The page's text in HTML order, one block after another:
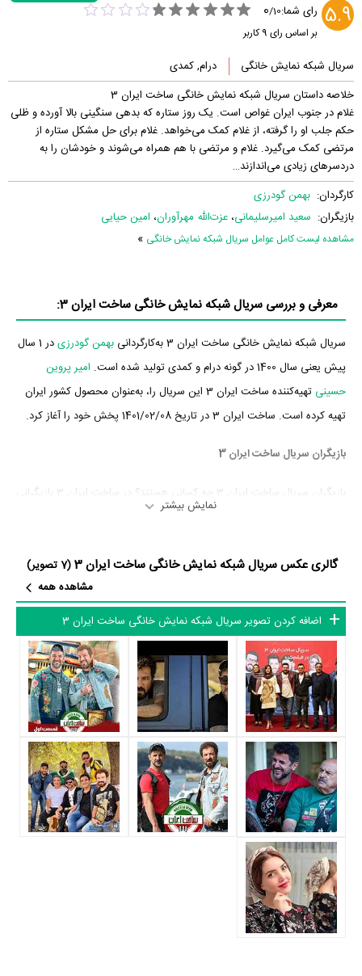
5.9 رای شما: 0/10
بر اساس رای 9کاربر
سریال شبکه نمایش خانگی
درام, کمدی
خلاصه داستان سریال شبکه نمایش خانگی ساخت ایران 3
غلام در جنوب ایران غواص است. یک روز ستاره که بدهی سنگینی بالا آورده و ظلی
حکم جلب او را گرفته، از غلام کمک می‌خواهد. غلام برای حل مشکل ستاره از
مرتضی کمک می‌گیرد. غلام و مرتضی با هم همراه می‌شوند و خودشان را به
دردسرهای زیادی می‌اندازند…
کارگردان: بهمن گودرزی
بازیگران: سعید امیرسلیمانی، عزت‌الله مهرآوران، امین حیایی
مشاهده لیست کامل عوامل سریال شبکه نمایش خانگی »
معرفی و بررسی سریال شبکه نمایش خانگی ساخت ایران 3:
سریال شبکه نمایش خانگی ساخت ایران 3 به‌کارگردانی بهمن گودرزی
در 1 سال
پیش یعنی سال 1400 در گونه درام و کمدی تولید شده است.
امیر پروین
حسینی
تهیه‌کننده ساخت ایران 3 این سریال را، به‌عنوان محصول کشور ایران
تهیه کرده است. ساخت ایران 3 در تاریخ 1401/02/08 پخش خود را آغاز کرد.
بازیگران سریال ساخت ایران 3
بازیگران سریال ساخت ایران 3 چه کسانی هستند؟ در ساخت ایران 3 بازیگرانی
عزت‌الله مهرآوران ،امین حیایی
در سریال ساخت ایران 3 حدود 17 بازیگر جلوی دوربین رفته‌اند که از نظر تعداد
بازیگران می‌توان ساخت ایران 3 را یک اثر پربازیگر عنوان کرد. از این‌لحاظ
کارگردانی سریال ساخت ایران 3 باتوجه به بازی گرفتن از این تعداد بازیگر و
مدیریت آنها کار بسیار دشواری بوده است؛ باید بررسی کرد آیابهمن گودرزی
به‌عنوان کارگردان و به‌عنوان بازیگردان و همچنین تیم بازیگری ساخت ایران 3
توانسته‌اند در این زمینه موفق باشند و بازی‌های درخشانی را نمایش دهند؟
از دیگر بازیگران سریال ساخت ایران 3 می‌توان به
بهرنگ علوی،مینا وحید،
غلامرضا نیکخواه،آناهیتا درگاهی،محمدرضا صولتی بردیا گودرزی،نوشین
تبریزیو الهام کردااشاره کرد.
داستان سریال ساخت ایران 3
از محتوا و داستان سریال ساخت ایران 3 چقدر اطلاع دارید؟ فیلم‌نامه ساخت
ایران 3 توسط
شهاب مهربان
در خلاصه داستانی که یا از سوی تیم رسانه‌ای اثر و یا توسط دیگر رسانه‌ها درباره
داستان ساخت ایران 3 منتشر شده است، می‌خوانیم: «غلام در جنوب ایران
نمایش بیشتر
گالری عکس سریال شبکه نمایش خانگی ساخت ایران 3
(7 تصویر)
مشاهده همه
اضافه کردن تصویر سریال شبکه نمایش خانگی ساخت ایران 3